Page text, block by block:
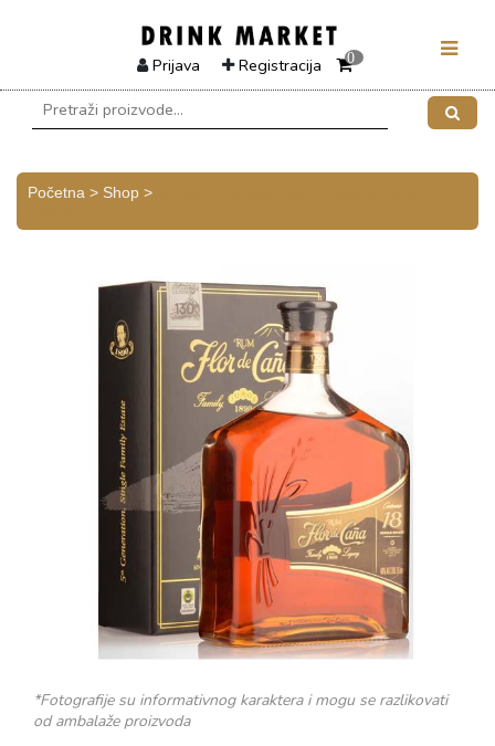
Prijava Registracija 0
Početna > Shop >
*Fotografije su informativnog karaktera i mogu se razlikovati
od ambalaže proizvoda